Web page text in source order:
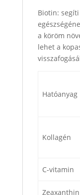
Biotin:
a köröm
lehet a
Hatóanyag
Kollagén
C-vitamin
Zeaxanthin